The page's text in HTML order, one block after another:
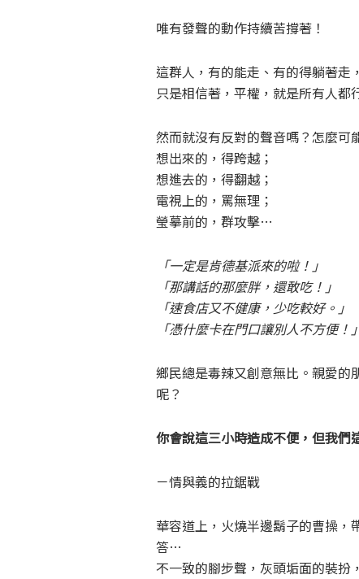
唯有發聲的動作持續苦撐著！
這群人，有的能走、有的得躺著
只是相信著，平權，就是所有人都
然而就沒有反對的聲音嗎？怎麼可
想出來的，得跨越；
想進去的，得翻越；
電視上的，罵無理；
瑩摹前的，群攻擊…
「一定是肯德基派來的啦！」
「那講話的那麼胖，還敢吃！」
「速食店又不健康，少吃較好。」
「憑什麼卡在門口讓別人不方便！」
鄉民總是毒辣又創意無比。親愛的
呢？
你會說這三小時造成不便，但我
－情與義的拉鋸戰
華容道上，火燒半邊鬍子的曹操
答…
不一致的腳步聲，灰頭垢面的裝